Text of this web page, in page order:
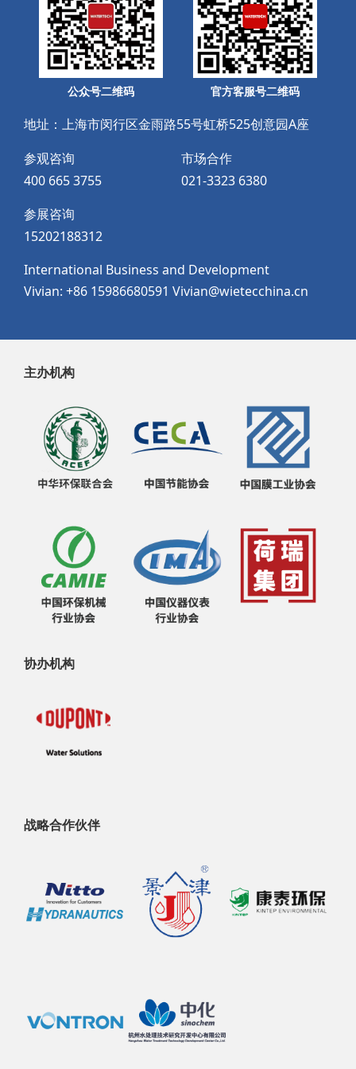
公众号二维码 官方客服号二维码
地址：上海市闵行区金雨路55号虹桥525创意园A座
参观咨询
400 665 3755
市场合作
021-3323 6380
参展咨询
15202188312
International Business and Development
Vivian: +86 15986680591 Vivian@wietecchina.cn
主办机构
协办机构
战略合作伙伴